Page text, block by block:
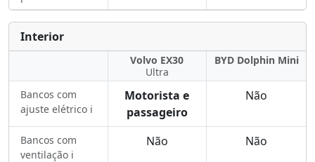
Interior
Volvo EX30
Ultra
BYD Dolphin Mini
Bancos com
ajuste elétrico ℹ️
Motorista e
passageiro
Não
Bancos com
ventilação ℹ️
Não Não